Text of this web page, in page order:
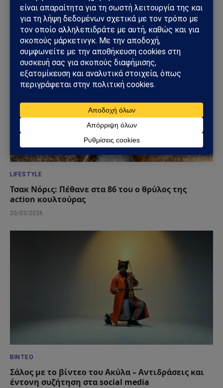
από τις μεγαλύτερες φωνές του ελληνικού
λαϊκού τραγουδιού
22/07/2026
LIFESTYLE
Τσακ Νόρις: Πέθανε στα 86 του ο θρύλος της
action κουλτούρας
20/03/2026
ΒΊΝΤΕΟ
Σάλος με το βίντεο του Ακύλα – Αντιδράσεις και
έντονη συζήτηση στα social media